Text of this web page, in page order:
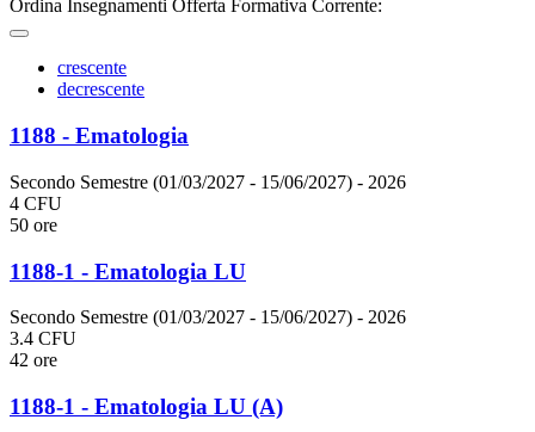
Ordina Insegnamenti Offerta Formativa Corrente:
crescente
decrescente
1188 - Ematologia
Secondo Semestre (01/03/2027 - 15/06/2027) - 2026
4 CFU
50 ore
1188-1 - Ematologia LU
Secondo Semestre (01/03/2027 - 15/06/2027) - 2026
3.4 CFU
42 ore
1188-1 - Ematologia LU (A)